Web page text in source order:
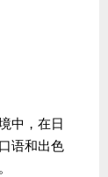
中，在日
语和出色